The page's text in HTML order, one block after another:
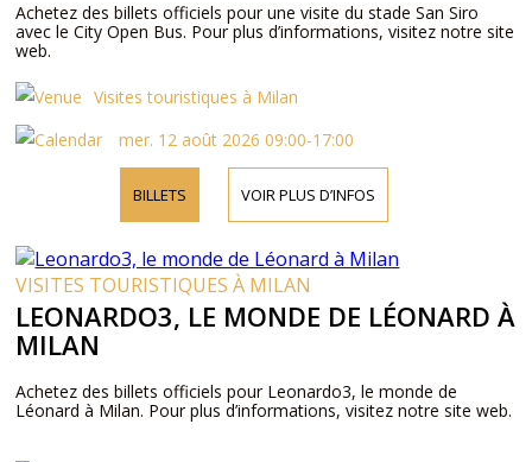
Achetez des billets officiels pour une visite du stade San Siro
avec le City Open Bus. Pour plus d’informations, visitez notre site
web.
Visites touristiques à Milan
mer. 12 août 2026 09:00-17:00
BILLETS VOIR PLUS D’INFOS
VISITES TOURISTIQUES À MILAN
LEONARDO3, LE MONDE DE LÉONARD À
MILAN
Achetez des billets officiels pour Leonardo3, le monde de
Léonard à Milan. Pour plus d’informations, visitez notre site web.